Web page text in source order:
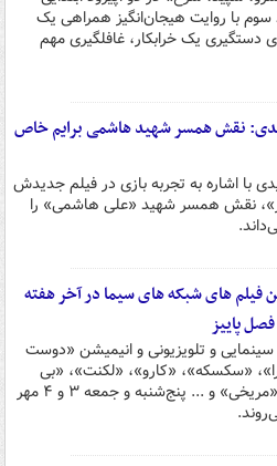
سوم با روایت هیجان‌انگیز همراهی یک
دستگیری یک خرابکار، غافلگیری مهم
نقش همسر شهید هاشمی برایم خاص
با اشاره به تجربه بازی در فیلم جدیدش
نقش همسر شهید «علی هاشمی» را
فیلم های شبکه های سیما در آخر هفته
پاییز
و تلویزیونی و انیمیشن «دوست
«سکسکه»، «کارو»، «لکنت»، «بی
پلاک» و «مریخی» و ... پنج‌شنبه و جمعه ۳ و ۴ مهر